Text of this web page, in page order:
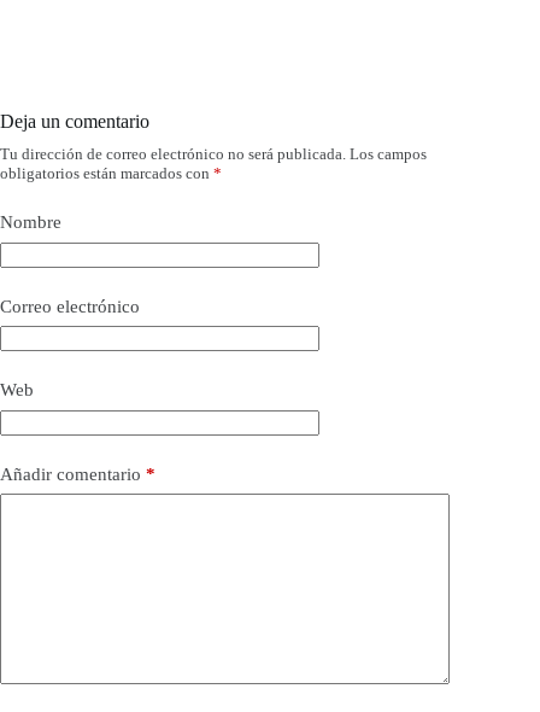
Deja un comentario
Tu dirección de correo electrónico no será publicada. Los campos
obligatorios están marcados con *
Nombre
Correo electrónico
Web
Añadir comentario *